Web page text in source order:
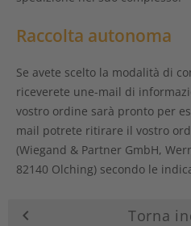
Raccolta autonoma
Se avete scelto la modalità di
riceverete une-mail di
vostro ordine sarà pronto per
mail potrete ritirare il vostro
(Wiegand & Partner GmbH,
82140 Olching) secondo le
Torna
keyboard_arrow_left